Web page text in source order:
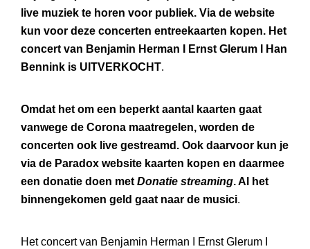
live muziek te horen voor publiek. Via de website
kun voor deze concerten entreekaarten kopen. Het
concert van Benjamin Herman I Ernst Glerum I Han
Bennink is UITVERKOCHT.
Omdat het om een beperkt aantal kaarten gaat
vanwege de Corona maatregelen, worden de
concerten ook live gestreamd. Ook daarvoor kun je
via de Paradox website kaarten kopen en daarmee
een donatie doen met Donatie streaming. Al het
binnengekomen geld gaat naar de musici.
Het concert van Benjamin Herman I Ernst Glerum I